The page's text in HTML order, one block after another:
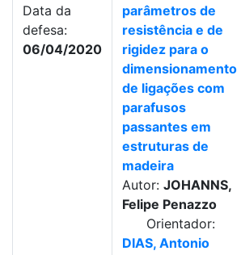
Data da
defesa:
06/04/2020
parâmetros de
resistência e de
rigidez para o
dimensionamento
de ligações com
parafusos
passantes em
estruturas de
madeira
Autor: JOHANNS,
Felipe Penazzo
Orientador:
DIAS, Antonio